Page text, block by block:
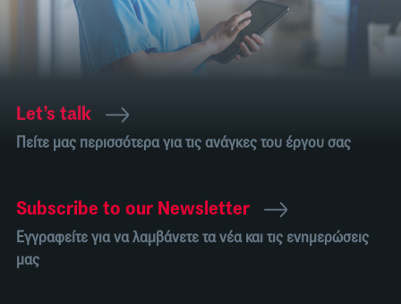
Let’s talk
Πείτε μας περισσότερα για τις ανάγκες του έργου σας
Subscribe to our Newsletter
Εγγραφείτε για να λαμβάνετε τα νέα και τις ενημερώσεις
μας